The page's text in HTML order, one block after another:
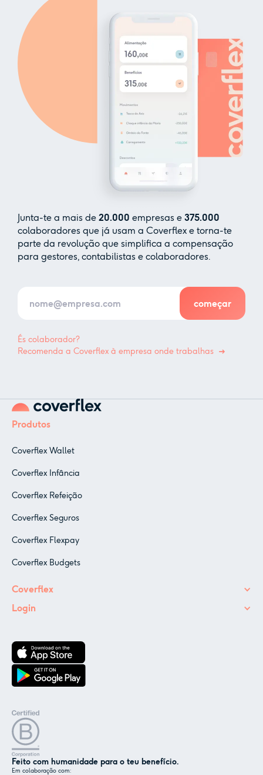
Junta-te a mais de 20.000 empresas e 375.000
colaboradores que já usam a Coverflex e torna-te
parte da revolução que simplifica a compensação
para gestores, contabilistas e colaboradores.
És colaborador?
Recomenda a Coverflex à empresa onde trabalhas
Produtos
Coverflex Wallet
Coverflex Infância
Coverflex Refeição
Coverflex Seguros
Coverflex Flexpay
Coverflex Budgets
Coverflex
Login
Feito com humanidade para o teu benefício.
Em colaboração com: